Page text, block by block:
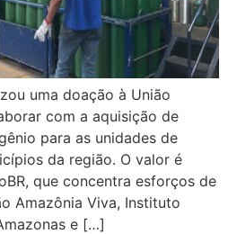
uma doação à União
com a aquisição de
para as unidades de
da região. O valor é
que concentra esforços de
Amazônia Viva, Instituto
e […]